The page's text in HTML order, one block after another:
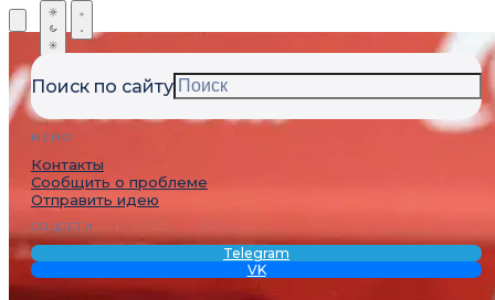
Поиск по сайту
МЕНЮ
Контакты
Сообщить о проблеме
Отправить идею
СОЦСЕТИ
Telegram
VK